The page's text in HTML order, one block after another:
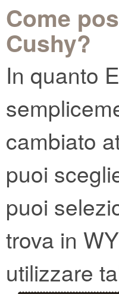
Come
Cushy?
In quanto
cambiato
puoi
puoi
trova in
utilizzare